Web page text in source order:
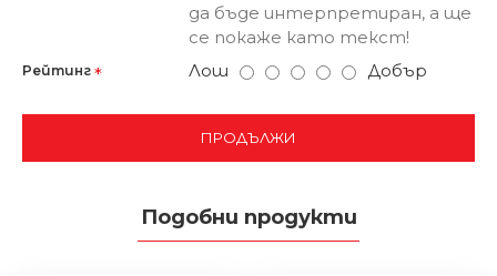
да бъде интерпретиран, а ще
се покаже като текст!
Рейтинг Лош Добър
ПРОДЪЛЖИ
Подобни продукти